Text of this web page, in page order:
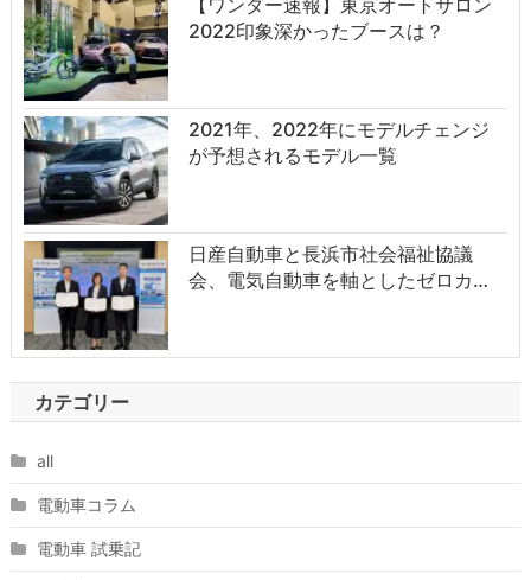
【ワンダー速報】東京オートサロン
2022印象深かったブースは？
2021年、2022年にモデルチェンジ
が予想されるモデル一覧
日産自動車と長浜市社会福祉協議
会、電気自動車を軸としたゼロカ…
カテゴリー
all
電動車コラム
電動車 試乗記